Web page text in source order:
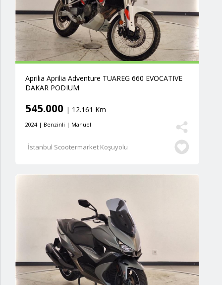
Aprilia Aprilia Adventure TUAREG 660 EVOCATIVE
DAKAR PODIUM
545.000 | 12.161 Km
2024 | Benzinli | Manuel
İstanbul Scootermarket Koşuyolu